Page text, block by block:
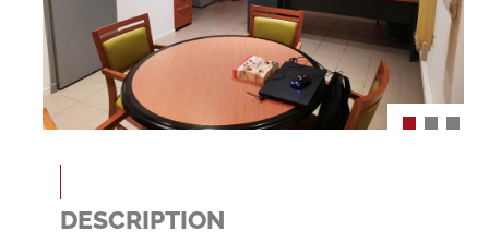
DESCRIPTION